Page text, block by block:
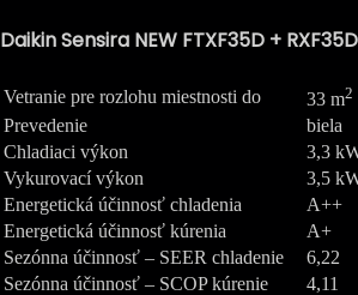
Daikin Sensira NEW FTXF35D +
Vetranie pre rozlohu miestnosti do 33 m2
Prevedenie
biela
Chladiaci výkon
3,3
Vykurovací výkon
3,5
Energetická účinnosť chladenia
A++
Energetická účinnosť kúrenia
A+
Sezónna účinnosť – SEER chladenie
6,22
Sezónna účinnosť – SCOP kúrenie
4,11